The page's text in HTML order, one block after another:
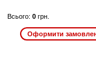
Всього: 0 грн.